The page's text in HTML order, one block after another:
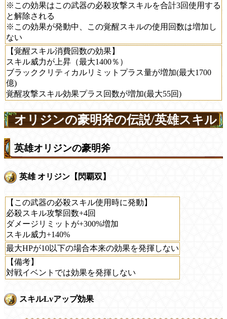
※この効果はこの武器の必殺攻撃スキルを合計3回使用する
と解除される
※この効果が発動中、この覚醒スキルの使用回数は増加し
ない
【覚醒スキル消費回数の効果】
スキル威力が上昇（最大1400％）
ブラッククリティカルリミットプラス量が増加(最大1700
億)
覚醒攻撃スキル効果プラス回数が増加(最大55回)
オリジンの豪明斧の伝説/英雄スキル
英雄オリジンの豪明斧
英雄 オリジン【閃覇双】
【この武器の必殺スキル使用時に発動】
必殺スキル攻撃回数+4回
ダメージリミットが+300%増加
スキル威力+140%
最大HPが10以下の場合本来の効果を発揮しない
【備考】
対戦イベントでは効果を発揮しない
スキルLvアップ効果